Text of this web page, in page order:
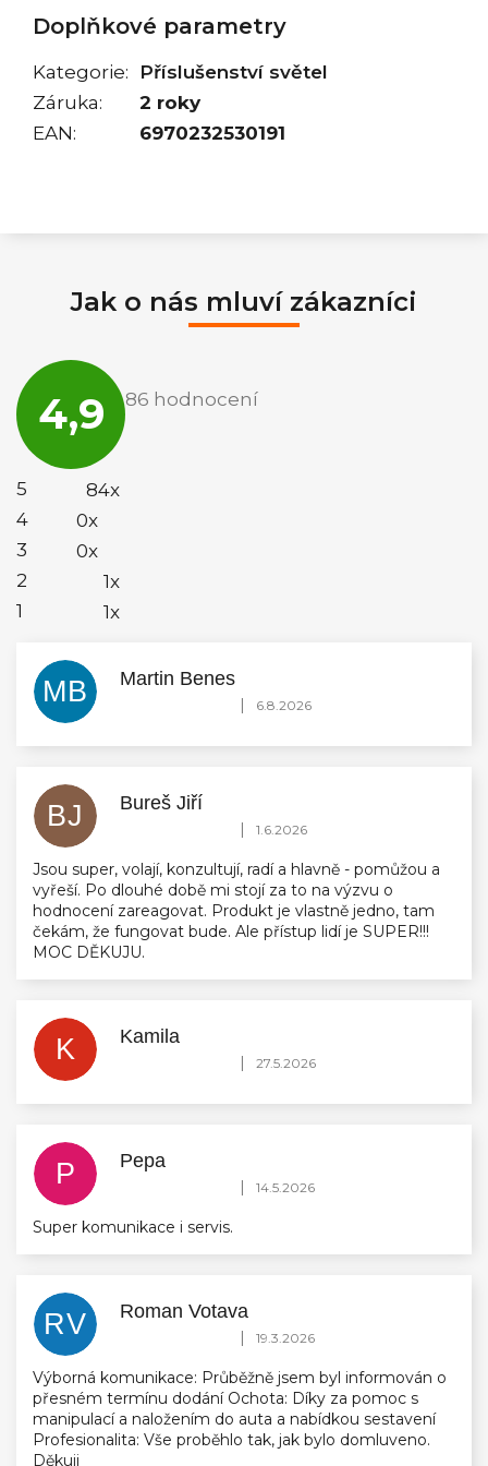
Doplňkové parametry
Kategorie:
Příslušenství světel
Záruka:
2 roky
EAN: 6970232530191
Jak o nás mluví zákazníci
4,9
obchodu
je
86 hodnocení
5
84x
4
0x
3
0x
2
1x
1
1x
MB Martin Benes
Hodnocení obchodu je 5 z 5 hvězdiček.
| 6.8.2026
BJ Bureš Jiří
Hodnocení obchodu je 5 z 5 hvězdiček.
| 1.6.2026
Jsou super, volají, konzultují, radí a hlavně - pomůžou a
vyřeší. Po dlouhé době mi stojí za to na výzvu o
hodnocení zareagovat. Produkt je vlastně jedno, tam
čekám, že fungovat bude. Ale přístup lidí je SUPER!!!
MOC DĚKUJU.
K Kamila
Hodnocení obchodu je 5 z 5 hvězdiček.
| 27.5.2026
P Pepa
Hodnocení obchodu je 5 z 5 hvězdiček.
| 14.5.2026
Super komunikace i servis.
RV Roman Votava
Hodnocení obchodu je 5 z 5 hvězdiček.
| 19.3.2026
Výborná komunikace: Průběžně jsem byl informován o
přesném termínu dodání Ochota: Díky za pomoc s
manipulací a naložením do auta a nabídkou sestavení
Profesionalita: Vše proběhlo tak, jak bylo domluveno.
Děkuji